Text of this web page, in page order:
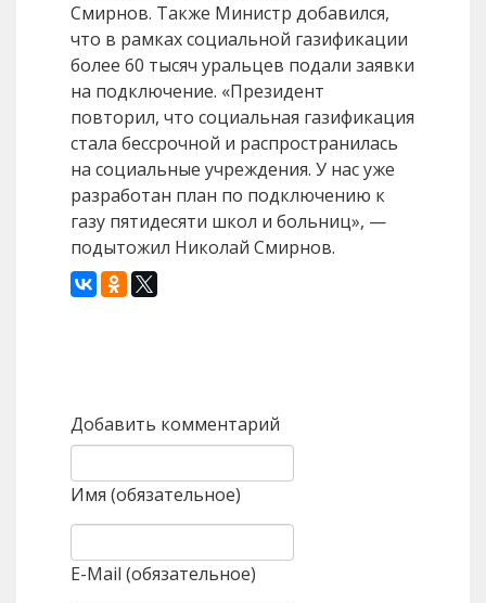
Смирнов. Также Министр добавился,
что в рамках социальной газификации
более 60 тысяч уральцев подали заявки
на подключение. «Президент
повторил, что социальная газификация
стала бессрочной и распространилась
на социальные учреждения. У нас уже
разработан план по подключению к
газу пятидесяти школ и больниц», —
подытожил Николай Смирнов.
Добавить комментарий
Имя (обязательное)
E-Mail (обязательное)